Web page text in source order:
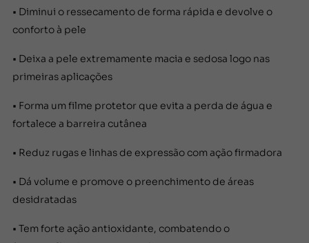
• Diminui o ressecamento de forma rápida e devolve o
conforto à pele
• Deixa a pele extremamente macia e sedosa logo nas
primeiras aplicações
• Forma um filme protetor que evita a perda de água e
fortalece a barreira cutânea
• Reduz rugas e linhas de expressão com ação firmadora
• Dá volume e promove o preenchimento de áreas
desidratadas
• Tem forte ação antioxidante, combatendo o